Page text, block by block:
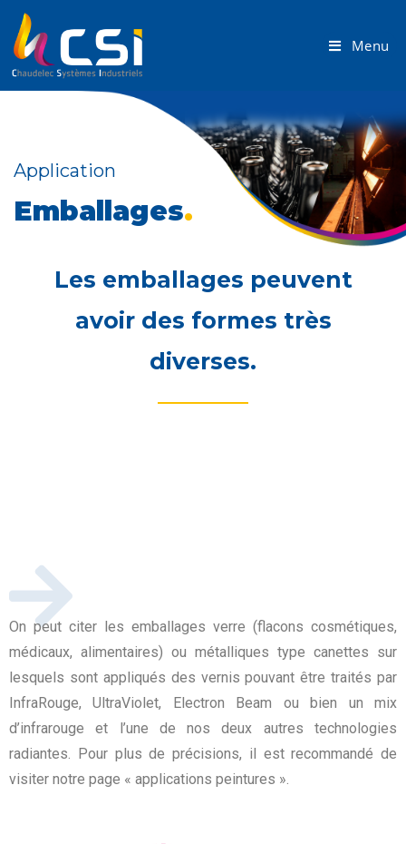
Menu
Application
Emballages.
Les emballages peuvent
avoir des formes très
diverses.
On peut citer les emballages verre (flacons cosmétiques,
médicaux, alimentaires) ou métalliques type canettes sur
lesquels sont appliqués des vernis pouvant être traités par
InfraRouge, UltraViolet, Electron Beam ou bien un mix
d’infrarouge et l’une de nos deux autres technologies
radiantes. Pour plus de précisions, il est recommandé de
visiter notre page « applications peintures ».